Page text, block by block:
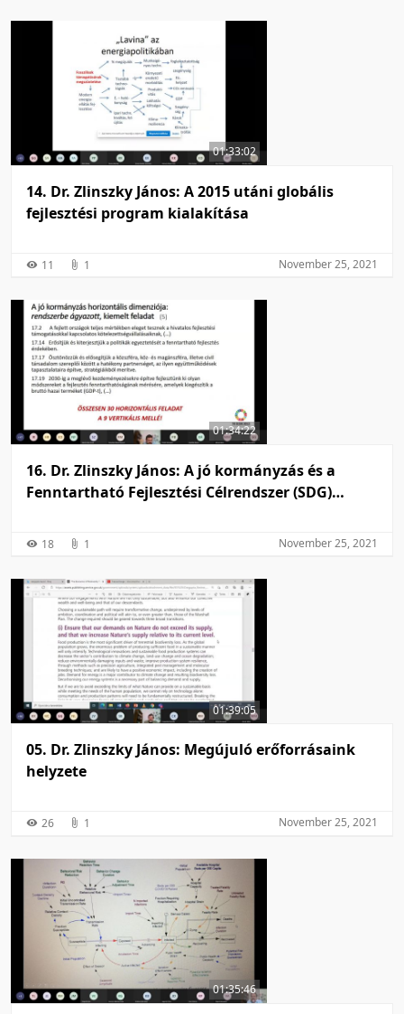
01:33:02
14. Dr. Zlinszky János: A 2015 utáni globális
fejlesztési program kialakítása
11 1 November 25, 2021
01:34:22
16. Dr. Zlinszky János: A jó kormányzás és a
Fenntartható Fejlesztési Célrendszer (SDG)
18 1 November 25, 2021
01:39:05
05. Dr. Zlinszky János: Megújuló erőforrásaink
helyzete
26 1 November 25, 2021
01:35:46